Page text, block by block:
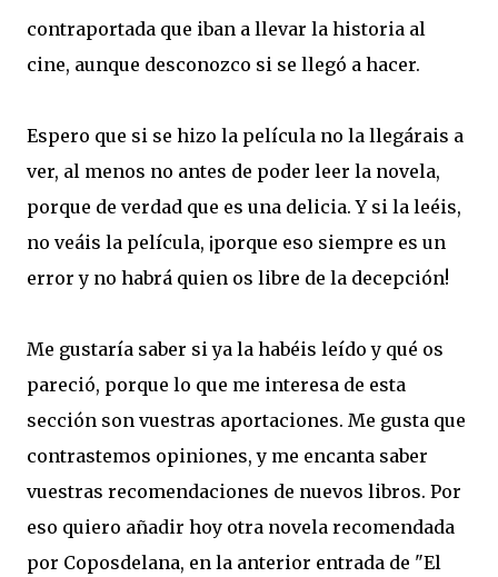
contraportada que iban a llevar la historia al
cine, aunque desconozco si se llegó a hacer.
Espero que si se hizo la película no la llegárais a
ver, al menos no antes de poder leer la novela,
porque de verdad que es una delicia. Y si la leéis,
no veáis la película, ¡porque eso siempre es un
error y no habrá quien os libre de la decepción!
Me gustaría saber si ya la habéis leído y qué os
pareció, porque lo que me interesa de esta
sección son vuestras aportaciones. Me gusta que
contrastemos opiniones, y me encanta saber
vuestras recomendaciones de nuevos libros. Por
eso quiero añadir hoy otra novela recomendada
por Coposdelana, en la anterior entrada de "El